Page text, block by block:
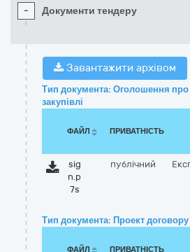
- Документи тендеру
Завантажити архівом
Тип документа: Оголошення
закупівлі
ФАЙЛ ПРИВАТНІСТЬ
sig
n.p
7s
публічний
Тип документа: Проект договору
ФАЙЛ ПРИВАТНІСТЬ